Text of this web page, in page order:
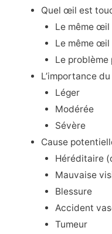
Quel œil est
Le même
Le même
Le problème
L’importance
Léger
Modérée
Sévère
Cause
Héréditaire
Mauvaise
Blessure
Accident
Tumeur